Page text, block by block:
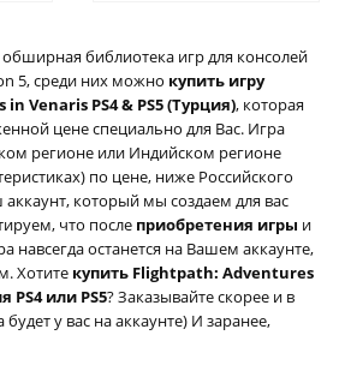
библиотека игр для консолей
5, среди них можно купить игру
Venaris PS4 & PS5 (Турция), которая
цене специально для Вас. Игра
регионе или Индийском регионе
по цене, ниже Российского
который мы создаем для вас
что после приобретения игры и
навсегда останется на Вашем аккаунте,
Хотите купить Flightpath: Adventures
PS4 или PS5? Заказывайте скорее и в
у вас на аккаунте) И заранее,